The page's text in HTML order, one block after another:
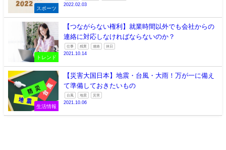
スポーツ
2022.02.03
トレンド
【つながらない権利】就業時間以外でも会社からの
連絡に対応しなければならないのか？
仕事 残業 連絡 休日
2021.10.14
生活情報
【災害大国日本】地震・台風・大雨！万が一に備え
て準備しておきたいもの
台風 地震 災害
2021.10.06